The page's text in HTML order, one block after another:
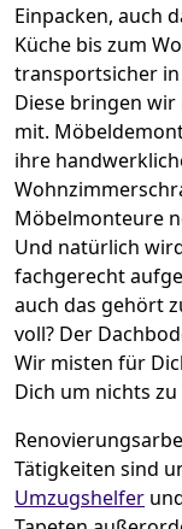
Einpacken, auch
Küche bis zum
transportsicher
Diese bringen
mit.
ihre
Möbelmonteure
Und natürlich
fachgerecht
auch das gehört
voll? Der
Wir misten für
Dich um nichts
Tätigkeiten sind
Umzugshelfer